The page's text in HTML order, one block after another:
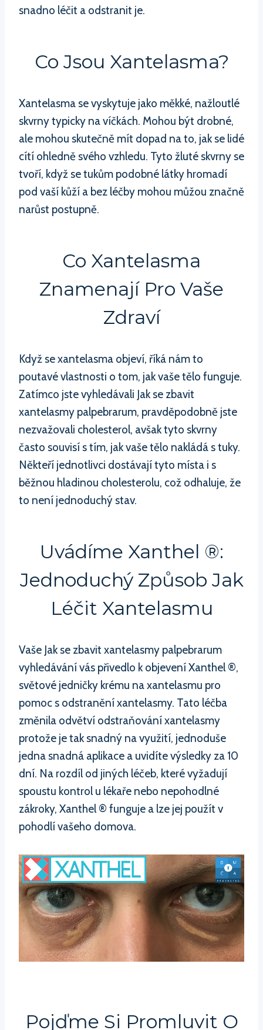
snadno léčit a odstranit je.
Co Jsou Xantelasma?
Xantelasma se vyskytuje jako měkké, nažloutlé
skvrny typicky na víčkách. Mohou být drobné,
ale mohou skutečně mít dopad na to, jak se lidé
cítí ohledně svého vzhledu. Tyto žluté skvrny se
tvoří, když se tukům podobné látky hromadí
pod vaší kůží a bez léčby mohou můžou značně
narůst postupně.
Co Xantelasma
Znamenají Pro Vaše
Zdraví
Když se xantelasma objeví, říká nám to
poutavé vlastnosti o tom, jak vaše tělo funguje.
Zatímco jste vyhledávali Jak se zbavit
xantelasmy palpebrarum, pravděpodobně jste
nezvažovali cholesterol, avšak tyto skvrny
často souvisí s tím, jak vaše tělo nakládá s tuky.
Někteří jednotlivci dostávají tyto místa i s
běžnou hladinou cholesterolu, což odhaluje, že
to není jednoduchý stav.
Uvádíme Xanthel ®:
Jednoduchý Způsob Jak
Léčit Xantelasmu
Vaše Jak se zbavit xantelasmy palpebrarum
vyhledávání vás přivedlo k objevení Xanthel ®,
světové jedničky krému na xantelasmu pro
pomoc s odstranění xantelasmy. Tato léčba
změnila odvětví odstraňování xantelasmy
protože je tak snadný na využití, jednoduše
jedna snadná aplikace a uvidíte výsledky za 10
dní. Na rozdíl od jiných léčeb, které vyžadují
spoustu kontrol u lékaře nebo nepohodlné
zákroky, Xanthel ® funguje a lze jej použít v
pohodlí vašeho domova.
Pojďme Si Promluvit O